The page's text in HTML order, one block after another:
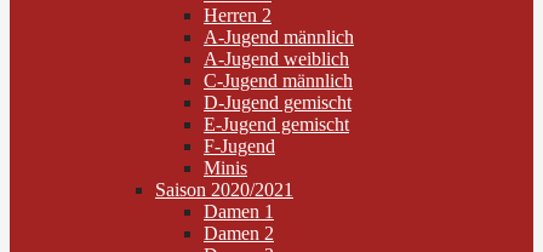
Herren 2
A-Jugend männlich
A-Jugend weiblich
C-Jugend männlich
D-Jugend gemischt
E-Jugend gemischt
F-Jugend
Minis
Saison 2020/2021
Damen 1
Damen 2